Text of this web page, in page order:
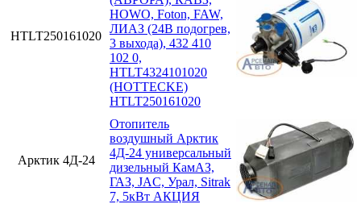
HTLT250161020
HOWO, Foton, FAW,
ЛИАЗ (24В подогрев,
3 выхода), 432 410
102 0,
HTLT4324101020
(HOTTECKE)
HTLT250161020
Арктик 4Д-24
Отопитель
воздушный Арктик
4Д-24 универсальный
дизельный КамАЗ,
ГАЗ, JAC, Урал, Sitrak
7, 5кВт АКЦИЯ